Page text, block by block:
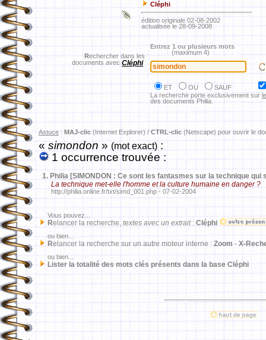
Cléphi
édition originale 02-08-2002
actualisée le 28-09-2008
Rechercher dans les
documents avec Cléphi
Entrez 1 ou plusieurs mots
(maximum 4)
ET OU
SAUF
La recherche porte exclusivement sur
des documents Philia.
Astuce : MAJ-clic (Internet Explorer) / CTRL-clic (Netscape) pour ouvrir le
«simondon » (mot exact) :
1 occurrence trouvée :
1. Philia [SIMONDON : Ce sont les fantasmes sur la technique qui
La technique met-elle l'homme et la culture humaine en danger ?
http://philia.online.fr/txt/simd_001.php - 07-02-2004
Vous pouvez...
Relancer la recherche, textes avec un extrait: Cléphi
ou bien...
Relancer la recherche sur un autre moteur interne : Zoom - X-
ou bien...
Lister la totalité des mots clés présents dans la base Cléphi